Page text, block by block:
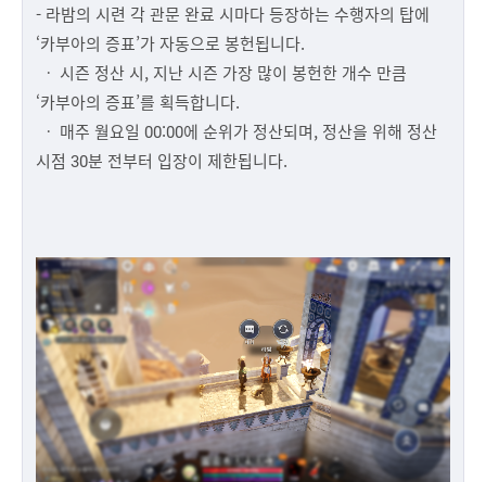
- 라밤의 시련 각 관문 완료 시마다 등장하는 수행자의 탑에
‘카부아의 증표’가 자동으로 봉헌됩니다.
ㆍ 시즌 정산 시, 지난 시즌 가장 많이 봉헌한 개수 만큼
‘카부아의 증표’를 획득합니다.
ㆍ 매주 월요일 00:00에 순위가 정산되며, 정산을 위해 정산
시점 30분 전부터 입장이 제한됩니다.